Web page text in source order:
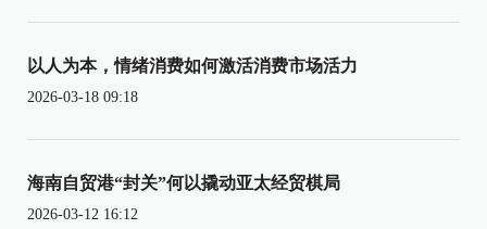
以人为本，情绪消费如何激活消费市场活力
2026-03-18 09:18
海南自贸港“封关”何以撬动亚太经贸棋局
2026-03-12 16:12